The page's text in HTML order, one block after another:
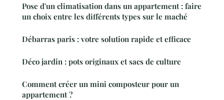
Pose d'un climatisation dans un appartement : faire
un choix entre les différents types sur le maché
Débarras paris : votre solution rapide et efficace
Déco jardin : pots originaux et sacs de culture
Comment créer un mini composteur pour un
appartement ?